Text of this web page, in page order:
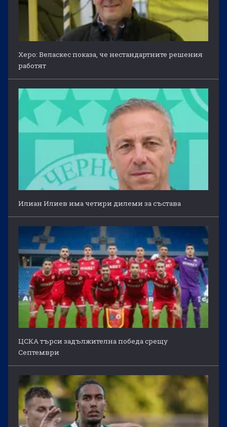
Херо: Веласкес показа, че нестандартните решения
работят
Илиан Илиев има четири дилеми за състава
ЦСКА търси задължителна победа срещу
Септември